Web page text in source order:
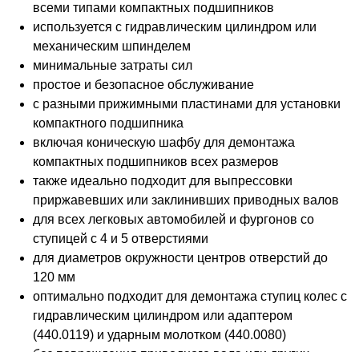
всеми типами компактных подшипников
используется с гидравлическим цилиндром или
механическим шпинделем
минимальные затраты сил
простое и безопасное обслуживание
с разными прижимными пластинами для установки
компактного подшипника
включая коническую шафбу для демонтажа
компактных подшипников всех размеров
также идеально подходит для выпрессовки
приржавевших или заклинивших приводных валов
для всех легковых автомобилей и фургонов со
ступицей с 4 и 5 отверстиями
для диаметров окружности центров отверстий до
120 мм
оптимально подходит для демонтажа ступиц колес с
гидравлическим цилиндром или адаптером
(440.0119) и ударным молотком (440.0080)